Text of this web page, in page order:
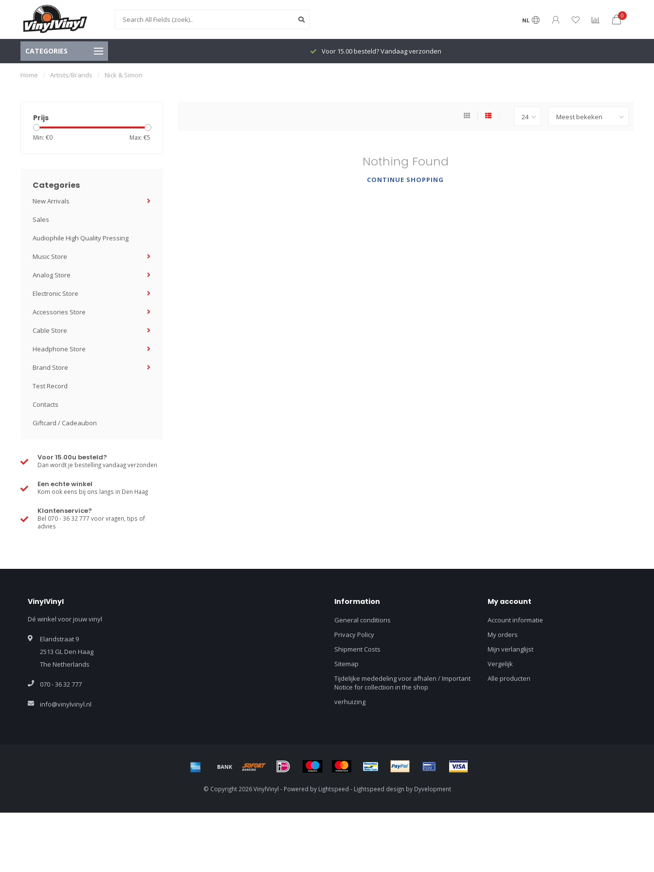
NL
0
CATEGORIES Voor 15.00 besteld? Vandaag verzonden
Home / Artists/Brands / Nick & Simon
Prijs
Min: €0 Max: €5
Categories
New Arrivals
Sales
Audiophile High Quality Pressing
Music Store
Analog Store
Electronic Store
Accessories Store
Cable Store
Headphone Store
Brand Store
Test Record
Contacts
Giftcard / Cadeaubon
Voor 15.00u besteld?
Dan wordt je bestelling vandaag verzonden
Een echte winkel
Kom ook eens bij ons langs in Den Haag
Klantenservice?
Bel 070 - 36 32 777 voor vragen, tips of
advies
Nothing Found
CONTINUE SHOPPING
VinylVinyl
Dé winkel voor jouw vinyl
Elandstraat 9
2513 GL Den Haag
The Netherlands
070 - 36 32 777
info@vinylvinyl.nl
Information
General conditions
Privacy Policy
Shipment Costs
Sitemap
Tijdelijke mededeling voor afhalen / Important
Notice for collectiion in the shop
verhuizing
My account
Account informatie
My orders
Mijn verlanglijst
Vergelijk
Alle producten
© Copyright 2026 VinylVinyl - Powered by Lightspeed - Lightspeed design by Dyvelopment